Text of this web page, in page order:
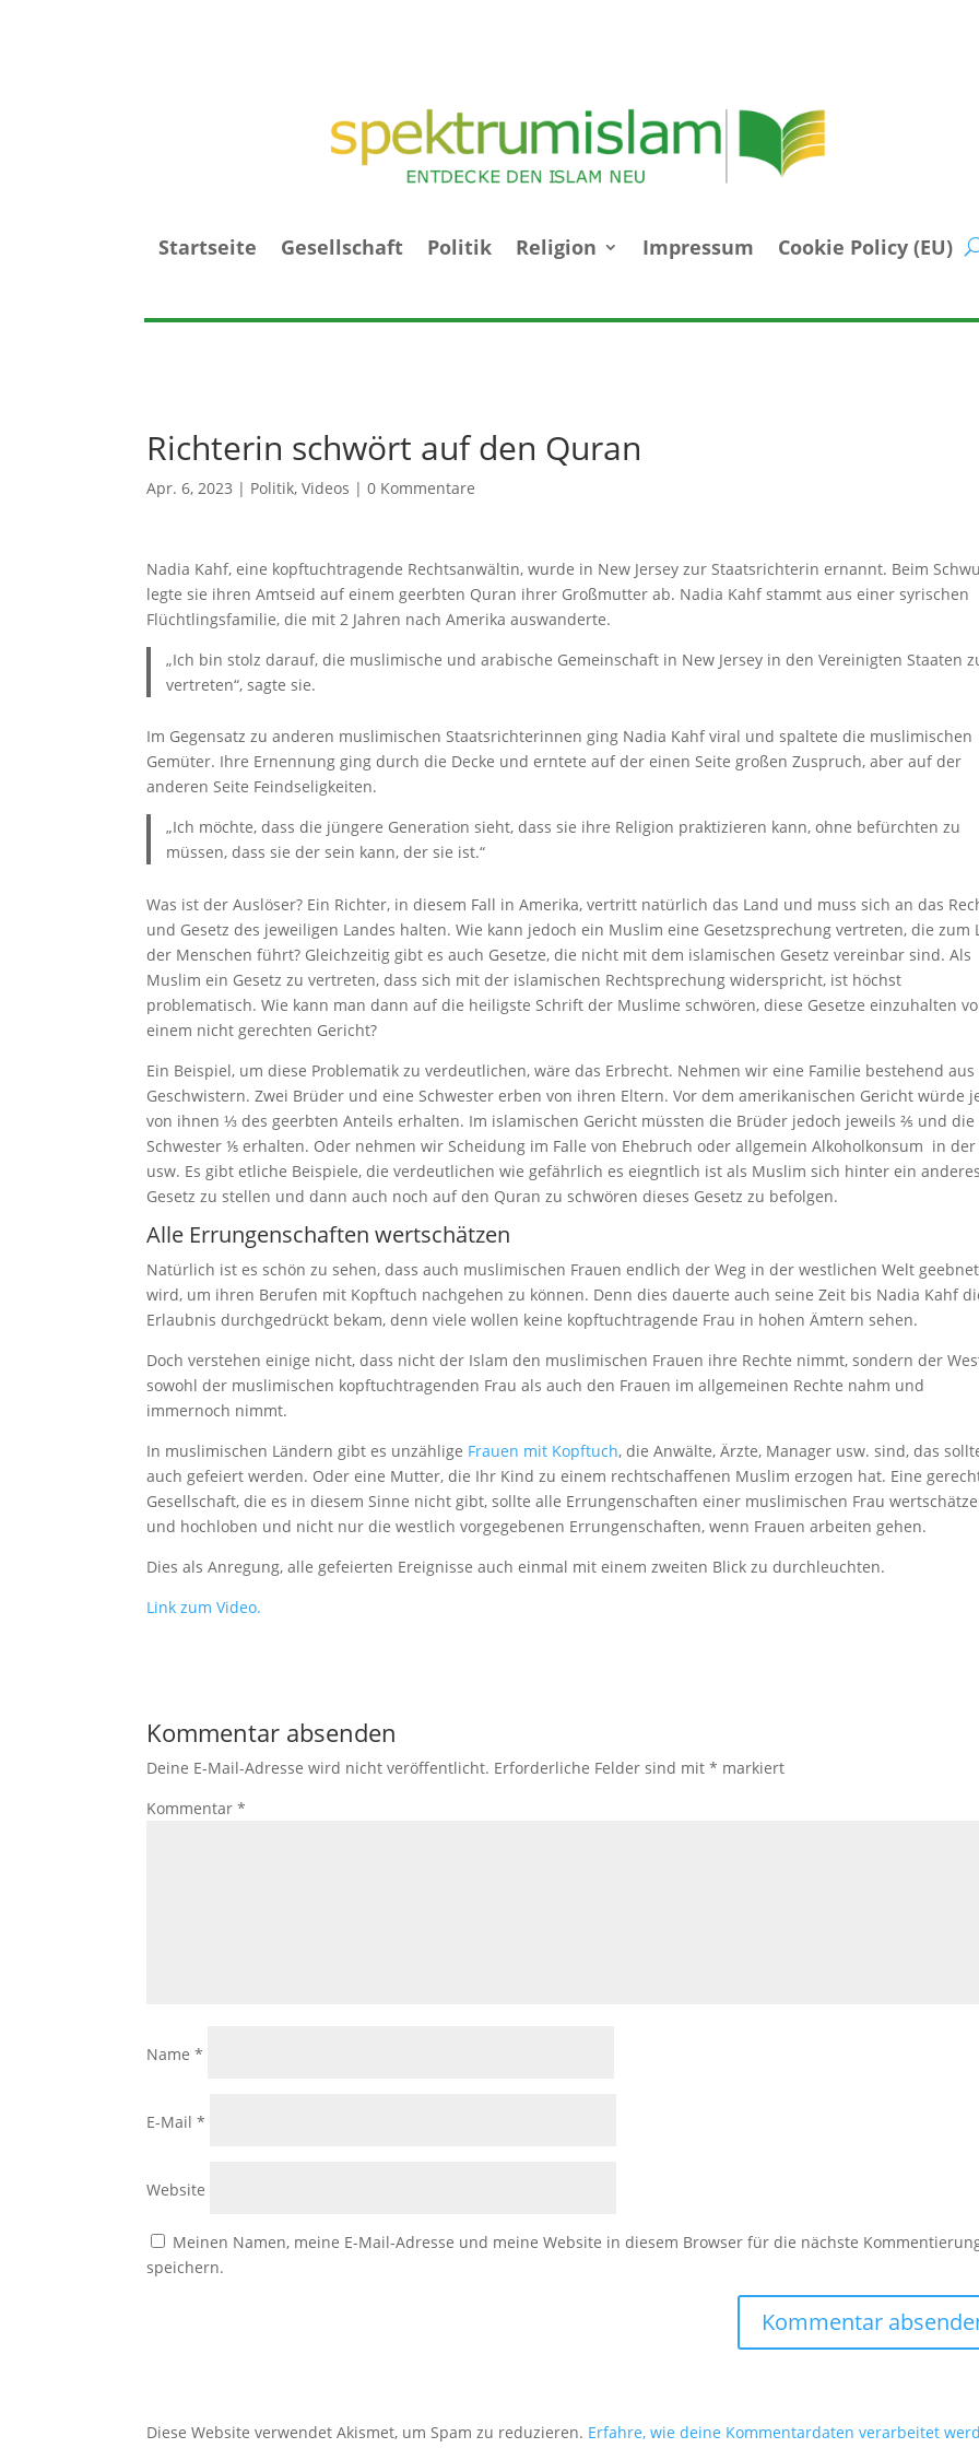
Startseite Gesellschaft Politik Religion Impressum Cookie Policy (EU)
Richterin schwört auf den Quran
Apr. 6, 2023 | Politik,Videos |0 Kommentare
Nadia Kahf, eine kopftuchtragende Rechtsanwältin, wurde in New Jersey zur Staatsrichterin ernannt. Beim
legte sie ihren Amtseid auf einem geerbten Quran ihrer Großmutter ab. Nadia Kahf stammt aus einer syrischen
Flüchtlingsfamilie, die mit 2 Jahren nach Amerika auswanderte.
„Ich bin stolz darauf, die muslimische und arabische Gemeinschaft in New Jersey in den Vereinigten Staaten
vertreten“, sagte sie.
Im Gegensatz zu anderen muslimischen Staatsrichterinnen ging Nadia Kahf viral und spaltete die muslimischen
Gemüter. Ihre Ernennung ging durch die Decke und erntete auf der einen Seite großen Zuspruch, aber auf der
anderen Seite Feindseligkeiten.
„Ich möchte, dass die jüngere Generation sieht, dass sie ihre Religion praktizieren kann, ohne befürchten zu
müssen, dass sie der sein kann, der sie ist.“
Was ist der Auslöser? Ein Richter, in diesem Fall in Amerika, vertritt natürlich das Land und muss sich an das
und Gesetz des jeweiligen Landes halten. Wie kann jedoch ein Muslim eine Gesetzsprechung vertreten, die zum
der Menschen führt? Gleichzeitig gibt es auch Gesetze, die nicht mit dem islamischen Gesetz vereinbar sind. Als
Muslim ein Gesetz zu vertreten, dass sich mit der islamischen Rechtsprechung widerspricht, ist höchst
problematisch. Wie kann man dann auf die heiligste Schrift der Muslime schwören, diese Gesetze einzuhalten
einem nicht gerechten Gericht?
Ein Beispiel, um diese Problematik zu verdeutlichen, wäre das Erbrecht. Nehmen wir eine Familie bestehend
Geschwistern. Zwei Brüder und eine Schwester erben von ihren Eltern. Vor dem amerikanischen Gericht würde
von ihnen ⅓ des geerbten Anteils erhalten. Im islamischen Gericht müssten die Brüder jedoch jeweils ⅖ und die
Schwester ⅕ erhalten. Oder nehmen wir Scheidung im Falle von Ehebruch oder allgemein Alkoholkonsum in der
usw. Es gibt etliche Beispiele, die verdeutlichen wie gefährlich es eiegntlich ist als Muslim sich hinter ein anderes
Gesetz zu stellen und dann auch noch auf den Quran zu schwören dieses Gesetz zu befolgen.
Alle Errungenschaften wertschätzen
Natürlich ist es schön zu sehen, dass auch muslimischen Frauen endlich der Weg in der westlichen Welt geebnet
wird, um ihren Berufen mit Kopftuch nachgehen zu können. Denn dies dauerte auch seine Zeit bis Nadia Kahf
Erlaubnis durchgedrückt bekam, denn viele wollen keine kopftuchtragende Frau in hohen Ämtern sehen.
Doch verstehen einige nicht, dass nicht der Islam den muslimischen Frauen ihre Rechte nimmt, sondern der
sowohl der muslimischen kopftuchtragenden Frau als auch den Frauen im allgemeinen Rechte nahm und
immernoch nimmt.
In muslimischen Ländern gibt es unzählige Frauen mit Kopftuch, die Anwälte, Ärzte, Manager usw. sind, das
auch gefeiert werden. Oder eine Mutter, die Ihr Kind zu einem rechtschaffenen Muslim erzogen hat. Eine
Gesellschaft, die es in diesem Sinne nicht gibt, sollte alle Errungenschaften einer muslimischen Frau
und hochloben und nicht nur die westlich vorgegebenen Errungenschaften, wenn Frauen arbeiten gehen.
Dies als Anregung, alle gefeierten Ereignisse auch einmal mit einem zweiten Blick zu durchleuchten.
Link zum Video.
Kommentar absenden
Deine E-Mail-Adresse wird nicht veröffentlicht. Erforderliche Felder sind mit* markiert
Kommentar*
Name*
E-Mail*
Website
Meinen Namen, meine E-Mail-Adresse und meine Website in diesem Browser für die nächste
speichern.
Diese Website verwendet Akismet, um Spam zu reduzieren. Erfahre, wie deine Kommentardaten verarbeitet